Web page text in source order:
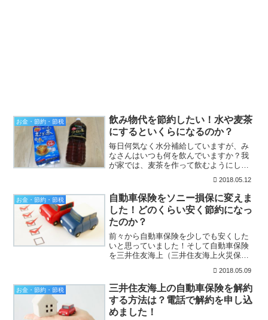
お金・節約・節税
飲み物代を節約したい！水や麦茶
にするといくらになるのか？
毎日何気なく水分補給していますが、み
なさんはいつも何を飲んでいますか？我
が家では、麦茶を作って飲むようにして
手間はありますが、健康に良いし節約に
もなるのでお勧めです。たまには炭酸も
飲みたくなるので、その時...
2018.05.12
お金・節約・節税
自動車保険をソニー損保に変えま
した！どのくらい安く節約になっ
たのか？
前々から自動車保険を少しでも安くした
いと思っていました！そして自動車保険
を三井住友海上（三井住友海上火災保険
保険株式会社）に変更してみました。そ
の結果、ダイレクト型の自動車保険とい
うこともあり保険料を安く...
2018.05.09
お金・節約・節税
三井住友海上の自動車保険を解約
する方法は？電話で解約を申し込
めました！